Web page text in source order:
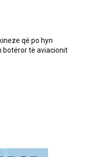
që po hyn
botëror të aviacionit